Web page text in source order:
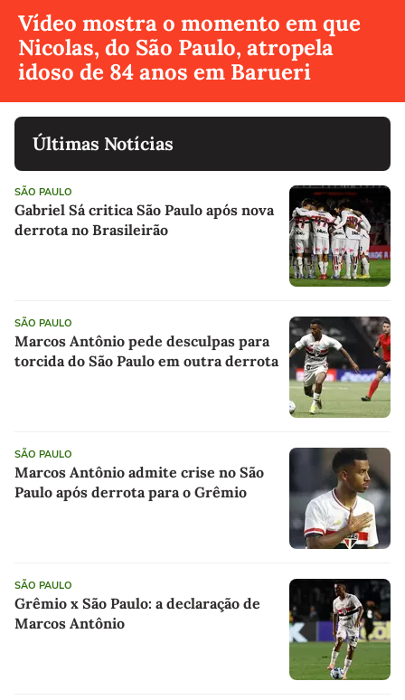
Vídeo mostra o momento em que
Nicolas, do São Paulo, atropela
idoso de 84 anos em Barueri
Últimas Notícias
SÃO PAULO
Gabriel Sá critica São Paulo após nova
derrota no Brasileirão
SÃO PAULO
Marcos Antônio pede desculpas para
torcida do São Paulo em outra derrota
SÃO PAULO
Marcos Antônio admite crise no São
Paulo após derrota para o Grêmio
SÃO PAULO
Grêmio x São Paulo: a declaração de
Marcos Antônio